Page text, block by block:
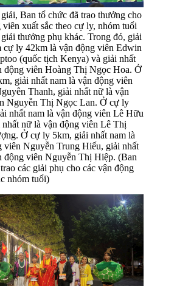
Ban tổ chức đã trao thưởng cho
viên xuất sắc theo cự ly, nhóm tuổi
thưởng phụ khác. Trong đó, giải
cự ly 42km là vận động viên Edwin
(quốc tịch Kenya) và giải nhất
động viên Hoàng Thị Ngọc Hoa. Ở
giải nhất nam là vận động viên
Thanh, giải nhất nữ là vận
Nguyễn Thị Ngọc Lan. Ở cự ly
nhất nam là vận động viên Lê Hữu
nữ là vận động viên Lê Thị
Ở cự ly 5km, giải nhất nam là
viên Nguyễn Trung Hiếu, giải nhất
động viên Nguyễn Thị Hiệp. (Ban
các giải phụ cho các vận động
nhóm tuổi)